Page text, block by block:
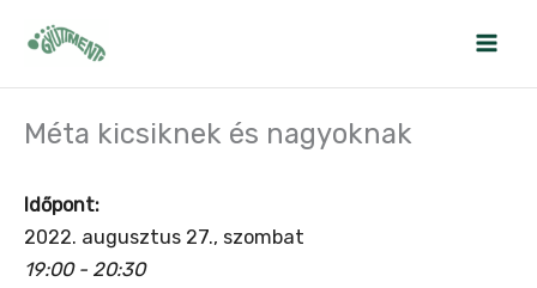
Méta kicsiknek és nagyoknak
Időpont:
2022. augusztus 27., szombat
19:00 - 20:30